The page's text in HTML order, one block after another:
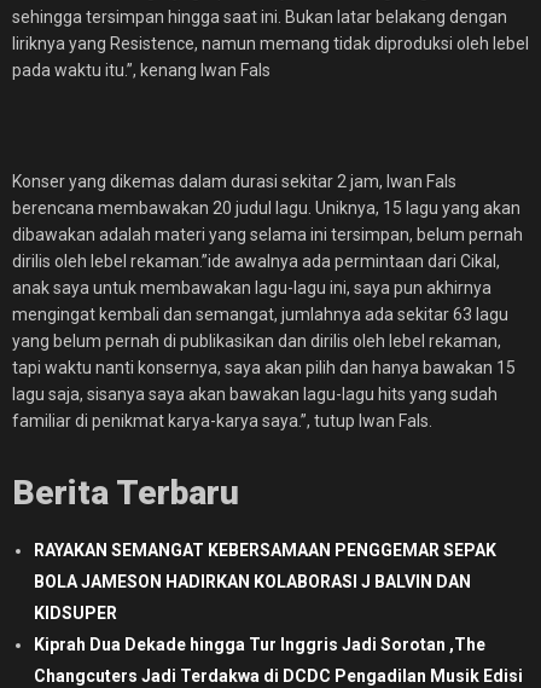
sehingga tersimpan hingga saat ini. Bukan latar belakang dengan
liriknya yang Resistence, namun memang tidak diproduksi oleh lebel
pada waktu itu.”, kenang Iwan Fals
Konser yang dikemas dalam durasi sekitar 2 jam, Iwan Fals
berencana membawakan 20 judul lagu. Uniknya, 15 lagu yang akan
dibawakan adalah materi yang selama ini tersimpan, belum pernah
dirilis oleh lebel rekaman.”ide awalnya ada permintaan dari Cikal,
anak saya untuk membawakan lagu-lagu ini, saya pun akhirnya
mengingat kembali dan semangat, jumlahnya ada sekitar 63 lagu
yang belum pernah di publikasikan dan dirilis oleh lebel rekaman,
tapi waktu nanti konsernya, saya akan pilih dan hanya bawakan 15
lagu saja, sisanya saya akan bawakan lagu-lagu hits yang sudah
familiar di penikmat karya-karya saya.”, tutup Iwan Fals.
Berita Terbaru
RAYAKAN SEMANGAT KEBERSAMAAN PENGGEMAR SEPAK
BOLA JAMESON HADIRKAN KOLABORASI J BALVIN DAN
KIDSUPER
Kiprah Dua Dekade hingga Tur Inggris Jadi Sorotan ,The
Changcuters Jadi Terdakwa di DCDC Pengadilan Musik Edisi